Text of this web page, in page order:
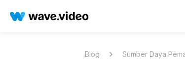
Blog Sumber Daya